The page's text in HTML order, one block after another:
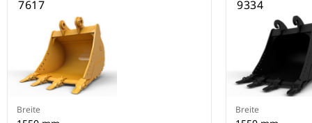
7617
Breite
9334
Breite